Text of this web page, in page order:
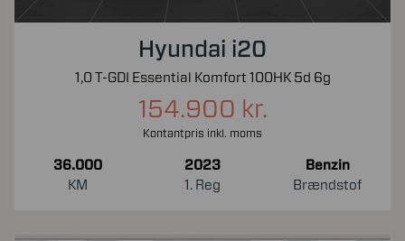
Hyundai i20
1,0 T-GDI Essential Komfort 100HK 5d 6g
154.900 kr.
Kontantpris inkl. moms
36.000
KM
2023
1. Reg
Benzin
Brændstof